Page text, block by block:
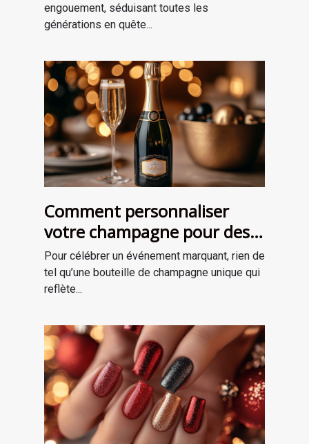
engouement, séduisant toutes les
générations en quête...
Comment personnaliser
votre champagne pour des
occasions spéciales ?
Pour célébrer un événement marquant, rien de
tel qu’une bouteille de champagne unique qui
reflète...